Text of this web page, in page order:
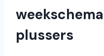
plussers